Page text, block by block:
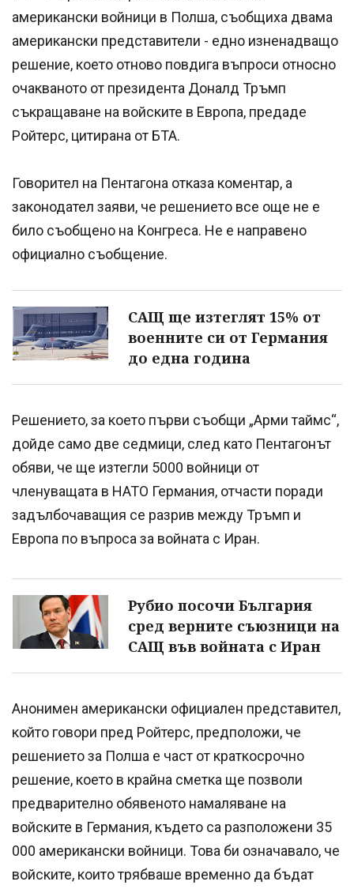
американски войници в Полша, съобщиха двама
американски представители - едно изненадващо
решение, което отново повдига въпроси относно
очакваното от президента Доналд Тръмп
съкращаване на войските в Европа, предаде
Ройтерс, цитирана от БТА.
Говорител на Пентагона отказа коментар, а
законодател заяви, че решението все още не е
било съобщено на Конгреса. Не е направено
официално съобщение.
САЩ ще изтеглят 15% от
военните си от Германия
до една година
Решението, за което първи съобщи „Арми таймс“,
дойде само две седмици, след като Пентагонът
обяви, че ще изтегли 5000 войници от
членуващата в НАТО Германия, отчасти поради
задълбочаващия се разрив между Тръмп и
Европа по въпроса за войната с Иран.
Рубио посочи България
сред верните съюзници на
САЩ във войната с Иран
Анонимен американски официален представител,
който говори пред Ройтерс, предположи, че
решението за Полша е част от краткосрочно
решение, което в крайна сметка ще позволи
предварително обявеното намаляване на
войските в Германия, където са разположени 35
000 американски войници. Това би означавало, че
войските, които трябваше временно да бъдат